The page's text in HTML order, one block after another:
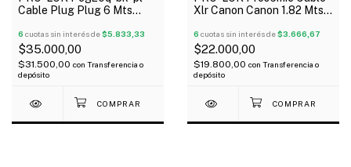
Cable Plug Plug 6 Mts
Conector Amarillo
6 cuotas sin interés de$5.833,33
$35.000,00
$31.500,00 con Transferencia o
depósito
Xlr Canon Canon 1.82 Mts
6 cuotas sin interés de$3.666,67
$22.000,00
$19.800,00 con Transferencia o
depósito